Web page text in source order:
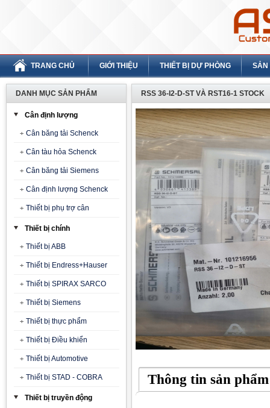
TRANG CHỦ GIỚI THIỆU THIẾT BỊ DỰ PHÒNG SẢN
DANH MỤC SẢN PHẨM
Cân định lượng
Cân băng tải Schenck
Cân tàu hỏa Schenck
Cân băng tải Siemens
Cân định lượng Schenck
Thiết bị phụ trợ cân
Thiết bị chính
Thiết bị ABB
Thiết bị Endress+Hauser
Thiết bị SPIRAX SARCO
Thiết bị Siemens
Thiết bị thực phẩm
Thiết bị Điều khiển
Thiết bị Automotive
Thiết bị STAD - COBRA
Thiết bị truyền động
RSS 36-I2-D-ST VÀ RST16-1 STOCK
Thông tin sản phẩm